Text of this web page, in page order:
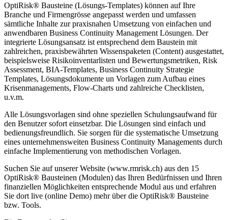
OptiRisk® Bausteine (Lösungs-Templates) können auf Ihre
Branche und Firmengrösse angepasst werden und umfassen
sämtliche Inhalte zur praxisnahen Umsetzung von einfachen und
anwendbaren Business Continuity Management Lösungen. Der
integrierte Lösungsansatz ist entsprechend dem Baustein mit
zahlreichen, praxisbewährten Wissenspaketen (Content) ausgestattet,
beispielsweise Risikoinventarlisten und Bewertungsmetriken, Risk
Assessment, BIA-Templates, Business Continuity Strategie
Templates, Lösungsdokumente un Vorlagen zum Aufbau eines
Krisenmanagements, Flow-Charts und zahlreiche Checklisten,
u.v.m.
Alle Lösungsvorlagen sind ohne speziellen Schulungsaufwand für
den Benutzer sofort einsetzbar. Die Lösungen sind einfach und
bedienungsfreundlich. Sie sorgen für die systematische Umsetzung
eines unternehmensweiten Business Continuity Managements durch
einfache Implementierung von methodischen Vorlagen.
Suchen Sie auf unserer Website (www.rmrisk.ch) aus den 15
OptiRisk® Bausteinen (Modulen) das Ihren Bedürfnissen und Ihren
finanziellen Möglichkeiten entsprechende Modul aus und erfahren
Sie dort live (online Demo) mehr über die OptiRisk® Bausteine
bzw. Tools.